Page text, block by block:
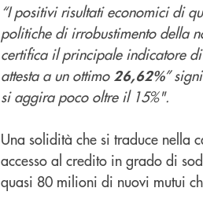
“I positivi risultati economici di
politiche di irrobustimento della
certifica il principale indicatore
attesta a un ottimo 26,62%”
si aggira poco oltre il 15%".
Una solidità che si traduce nella
accesso al credito in grado di
quasi 80 milioni di nuovi mutui